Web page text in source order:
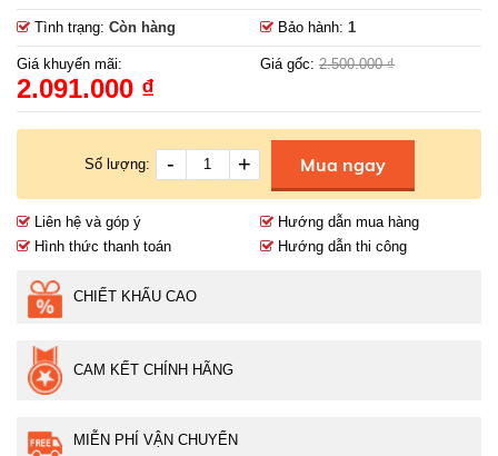
Tình trạng: Còn hàng Bảo hành: 1
Giá khuyến mãi:
2.091.000 ₫
Giá gốc: 2.500.000 ₫
Số lượng: - + Mua ngay
Liên hệ và góp ý
Hướng dẫn mua hàng
Hình thức thanh toán
Hướng dẫn thi công
CHIẾT KHẤU CAO
CAM KẾT CHÍNH HÃNG
MIỄN PHÍ VẬN CHUYỂN